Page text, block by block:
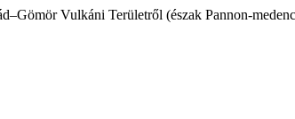
Vulkáni Területről (észak Pannon-